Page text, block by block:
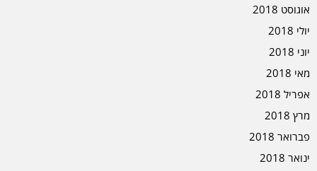
אוגוסט 2018
יולי 2018
יוני 2018
מאי 2018
אפריל 2018
מרץ 2018
פברואר 2018
ינואר 2018